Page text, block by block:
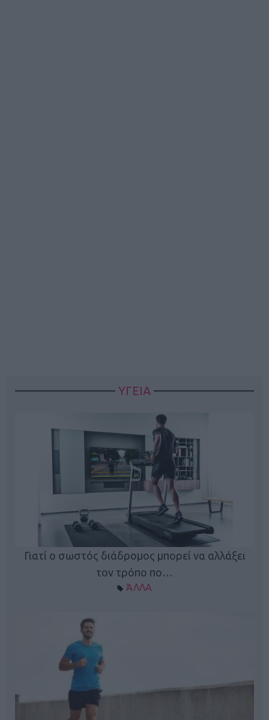
ΥΓΕΙΑ
Γιατί ο σωστός διάδρομος μπορεί να αλλάξει
τον τρόπο πο…
ΆΛΛΑ